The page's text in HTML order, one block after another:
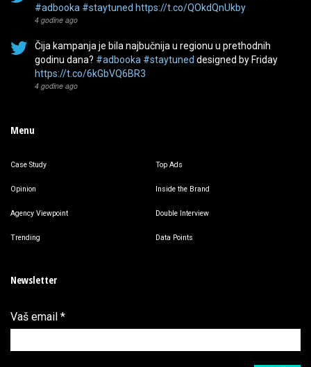
#adbooka #staytuned https://t.co/QOkdQnUkby
4 godine ago
Čija kampanja je bila najbučnija u regionu u prethodnih
godinu dana? #adbooka #staytuned designed by Friday
https://t.co/6kGbVQ6BR3
4 godine ago
Menu
Case Study Top Ads
Opinion Inside the Brand
Agency Viewpoint Double Interview
Trending Data Points
Newsletter
Vaš email *